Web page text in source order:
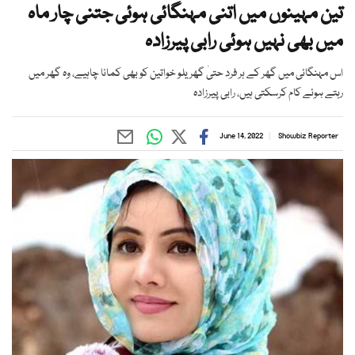
تین مہینوں میں اتنی مہنگائی ہوئی جتنی چار ماہ
میں بھی نہیں ہوئی رابی پیرزادہ
اس مہنگائی میں گھر کے ہر فرد حتیٰ گھریلو خواتین کو بھی کمانا چاہیے، وہ گھر میں
رہتے ہوئے کام کرسکتی ہیں، رابی پیرزادہ
Showbiz Reporter
June 14, 2022